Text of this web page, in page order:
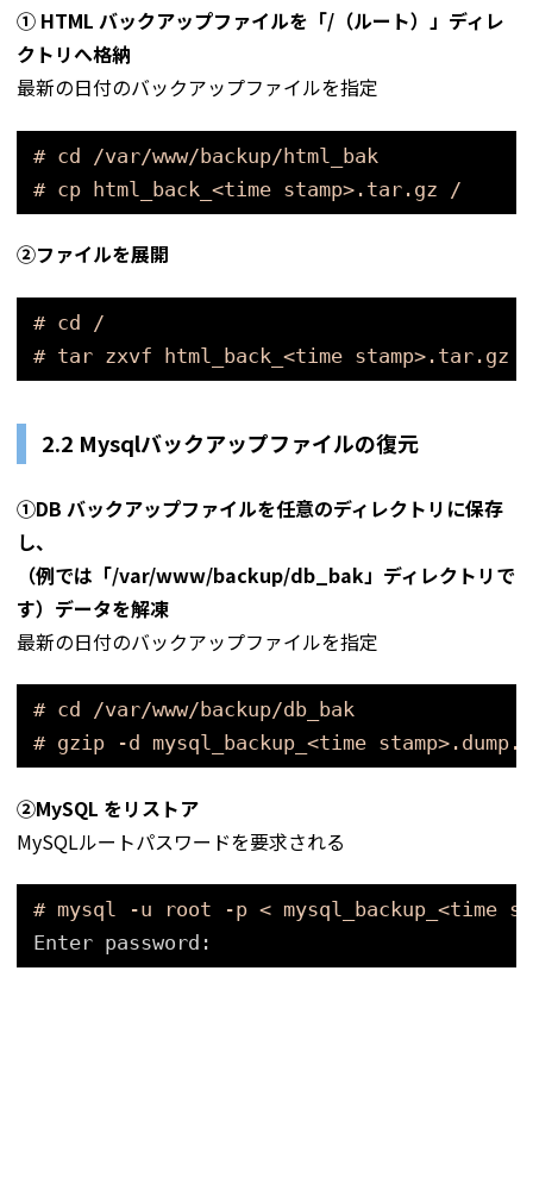
① HTML バックアップファイルを「/（ルート）」ディレ
クトリへ格納
最新の日付のバックアップファイルを指定
# cd /var/www/backup/html_bak
# cp html_back_<time stamp>.tar.gz /
➁ファイルを展開
# cd /
# tar zxvf html_back_<time stamp>.tar.gz
2.2 Mysqlバックアップファイルの復元
①DB バックアップファイルを任意のディレクトリに保存
し、
（例では「/var/www/backup/db_bak」ディレクトリで
す）データを解凍
最新の日付のバックアップファイルを指定
# cd /var/www/backup/db_bak
# gzip -d mysql_backup_<time
➁MySQL をリストア
MySQLルートパスワードを要求される
# mysql -u root -p < mysql_backup_<time
Enter password: